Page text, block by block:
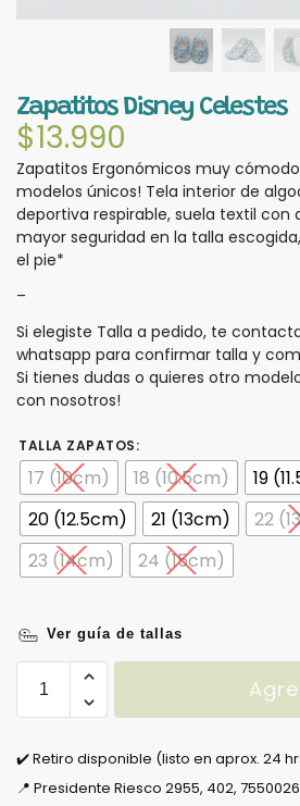
Zapatitos Disney Celestes
$13.990
Zapatitos Ergonómicos muy
modelos únicos! Tela interior de
deportiva respirable, suela textil con
mayor seguridad en la talla
el pie*
–
Si elegiste Talla a pedido, te
whatsapp para confirmar talla y
Si tienes dudas o quieres otro
con nosotros!
TALLA ZAPATOS:
17 (10cm) 18 (10.5cm)
19
20 (12.5cm)
21 (13cm)
22
23 (14cm)
24 (15cm)
Ver guía de tallas
✔️ Retiro disponible (listo en aprox. 24
📍 Presidente Riesco 2955, 402,